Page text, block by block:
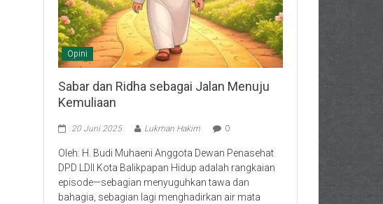
Opini
Sabar dan Ridha sebagai Jalan Menuju
Kemuliaan
20 Juni 2025 Lukman Hakim 0
Oleh: H. Budi Muhaeni Anggota Dewan Penasehat
DPD LDII Kota Balikpapan Hidup adalah rangkaian
episode—sebagian menyuguhkan tawa dan
bahagia, sebagian lagi menghadirkan air mata